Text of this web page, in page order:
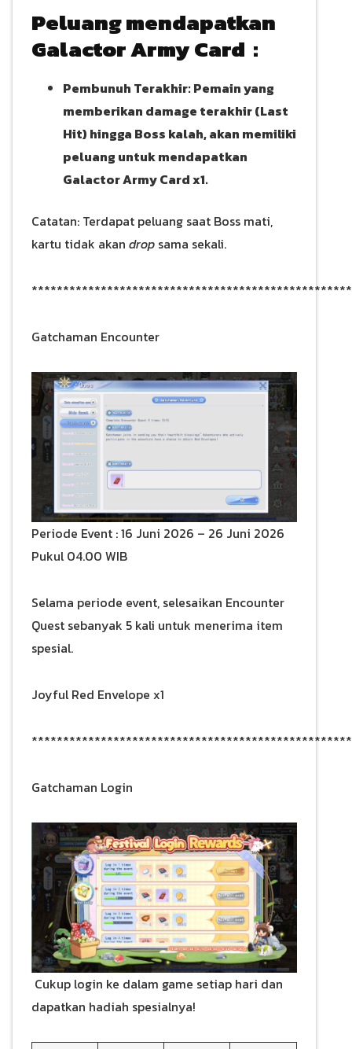
Peluang mendapatkan
Galactor Army Card :
Pembunuh Terakhir: Pemain yang
memberikan damage terakhir (Last
Hit) hingga Boss kalah, akan memiliki
peluang untuk mendapatkan
Galactor Army Card x1.
Catatan: Terdapat peluang saat Boss mati,
kartu tidak akan drop sama sekali.
Gatchaman Encounter
Periode Event : 16 Juni 2026 – 26 Juni 2026
Pukul 04.00 WIB
Selama periode event, selesaikan Encounter
Quest sebanyak 5 kali untuk menerima item
spesial.
Joyful Red Envelope x1
Gatchaman Login
Cukup login ke dalam game setiap hari dan
dapatkan hadiah spesialnya!